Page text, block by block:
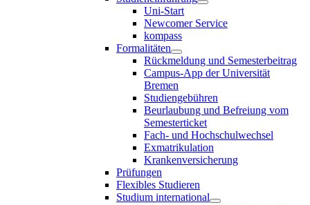
Uni-Start
Newcomer Service
kompass
Formalitäten
Rückmeldung und Semesterbeitrag
Campus-App der Universität
Bremen
Studiengebühren
Beurlaubung und Befreiung vom
Semesterticket
Fach- und Hochschulwechsel
Exmatrikulation
Krankenversicherung
Prüfungen
Flexibles Studieren
Studium international